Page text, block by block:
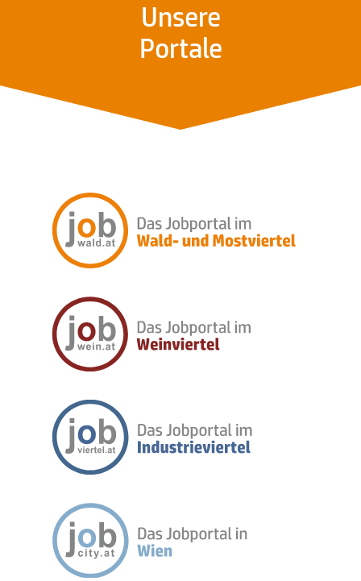
Unsere
Portale